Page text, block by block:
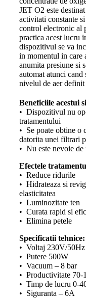
JET O2 este
activitati constante
control electronic al
practica acest lucru
dispozitivul se va
in momentul in care
anumita presiune si
automat atunci cand
nivelul de aer
Beneficiile acestui
• Dispozitivul nu
tratamentului
• Se poate obtine o
datorita unei filtrari
• Nu este nevoie
Efectele
• Reduce ridurile
• Hidrateaza si
elasticitatea
• Luminozitate ten
• Curata rapid si
• Elimina petele
Specificatii tehnice:
• Voltaj 230V/50Hz
• Putere 500W
• Vacuum – 8 bar
• Productivitate 70-
• Timp de lucru 0-
• Siguranta – 6A